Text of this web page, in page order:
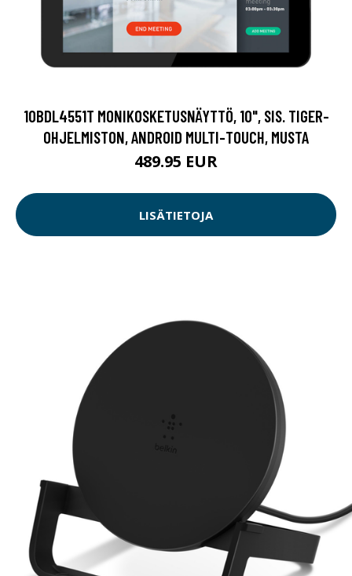
10BDL4551T MONIKOSKETUSNÄYTTÖ, 10", SIS. TIGER-
OHJELMISTON, ANDROID MULTI-TOUCH, MUSTA
489.95 EUR
LISÄTIETOJA